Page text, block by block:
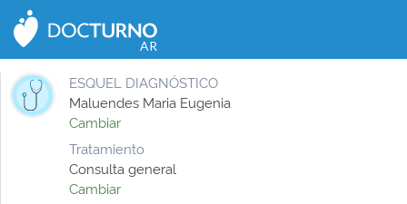
AR
ESQUEL DIAGNÓSTICO
Maluendes Maria Eugenia
Cambiar
Tratamiento
Consulta general
Cambiar